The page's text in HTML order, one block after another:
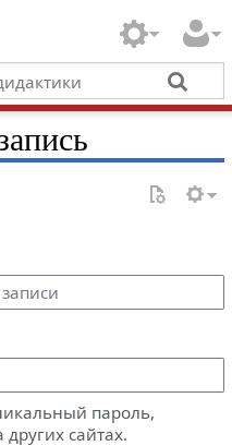
пароль,
сайтах.